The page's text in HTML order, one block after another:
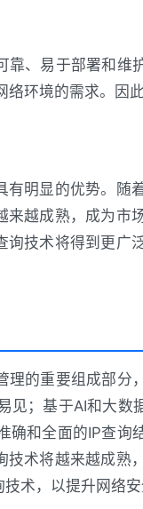
靠、易于部署和维
环境的需求。因
明显的优势。随
来越成熟，成为市
询技术将得到更广
理的重要组成部分
见；基于AI和大数
确和全面的IP查询
技术将越来越成熟
术，以提升网络安